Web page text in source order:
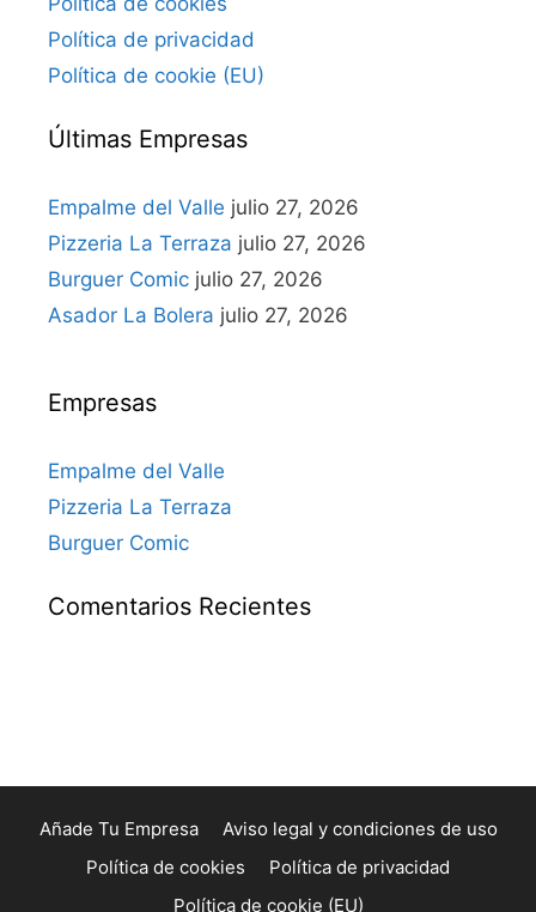
Política de privacidad
Política de cookie (EU)
Últimas Empresas
Empalme del Valle julio 27, 2026
Pizzeria La Terraza julio 27, 2026
Burguer Comic julio 27, 2026
Asador La Bolera julio 27, 2026
Empresas
Empalme del Valle
Pizzeria La Terraza
Burguer Comic
Comentarios Recientes
Añade Tu Empresa
Aviso legal y condiciones de uso
Política de cookies
Política de privacidad
Política de cookie (EU)